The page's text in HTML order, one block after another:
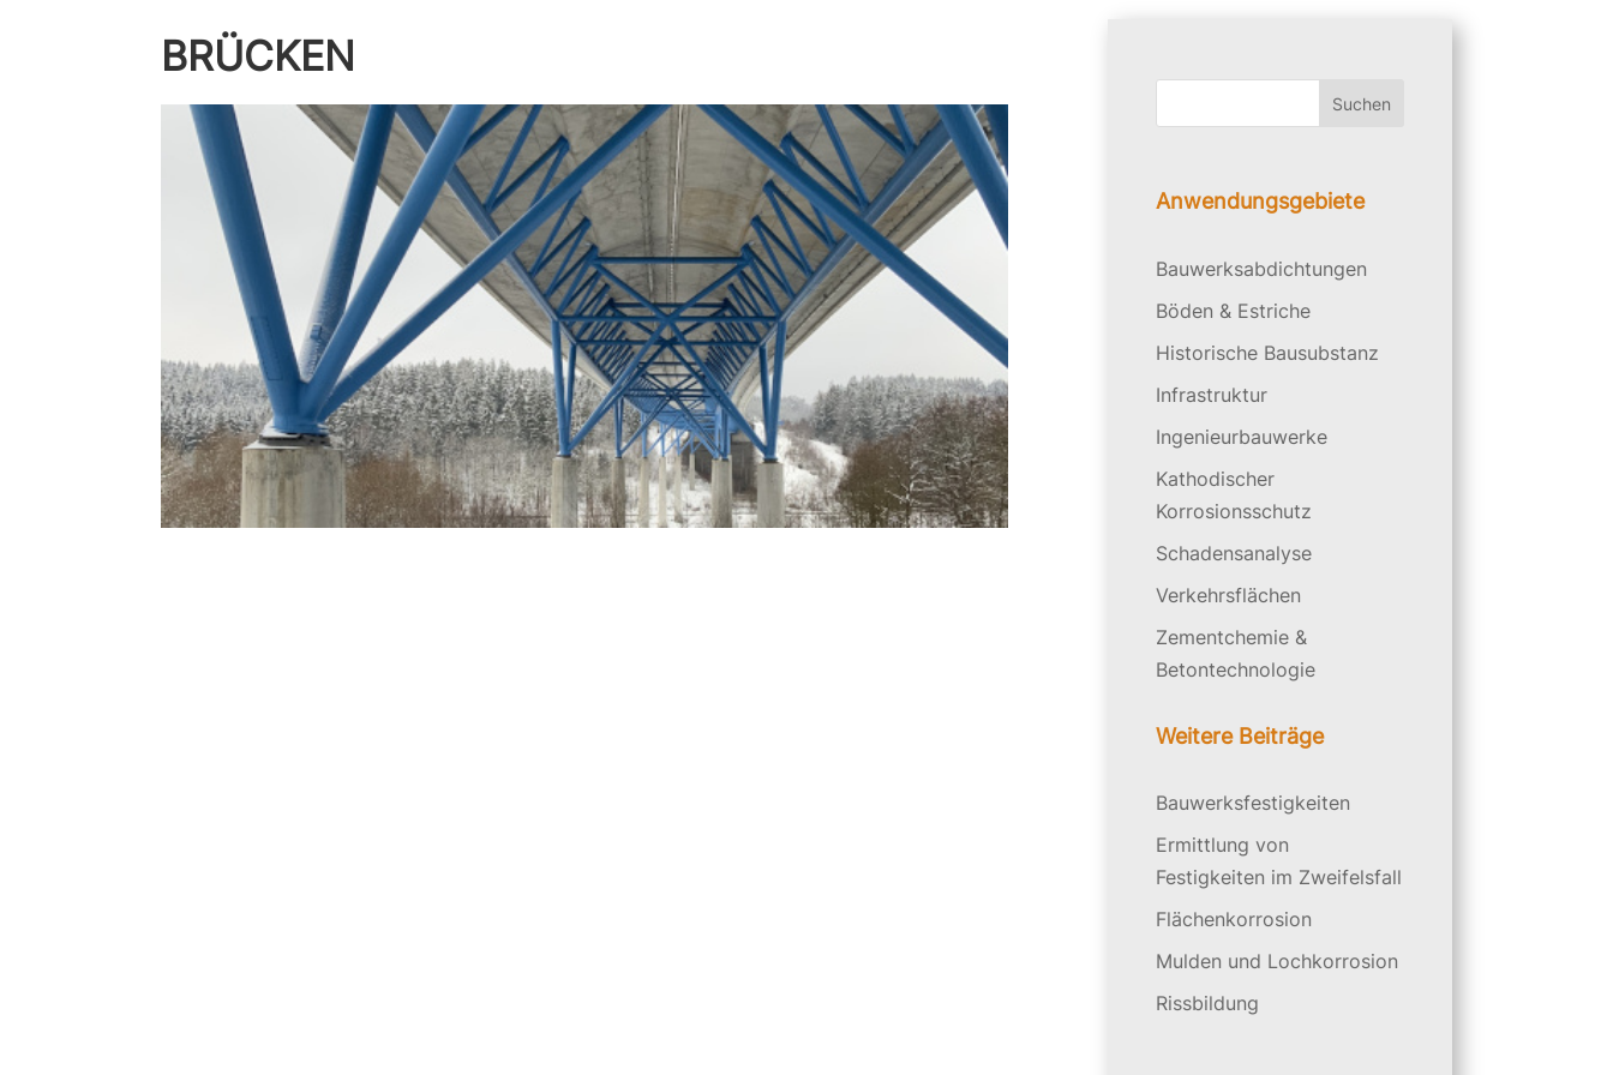
BRÜCKEN
Suchen
Anwendungsgebiete
Bauwerksabdichtungen
Böden & Estriche
Historische Bausubstanz
Infrastruktur
Ingenieurbauwerke
Kathodischer
Korrosionsschutz
Schadensanalyse
Verkehrsflächen
Zementchemie &
Betontechnologie
Weitere Beiträge
Bauwerksfestigkeiten
Ermittlung von
Festigkeiten im Zweifelsfall
Flächenkorrosion
Mulden und Lochkorrosion
Rissbildung